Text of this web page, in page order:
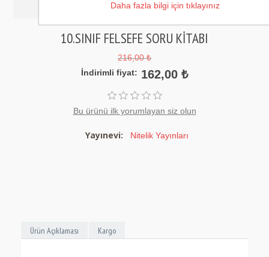
10.SINIF FELSEFE SORU KİTABI
216,00 ₺
İndirimli fiyat: 162,00 ₺
Bu ürünü ilk yorumlayan siz olun
Yayınevi: Nitelik Yayınları
Ürün Açıklaması Kargo
Daha fazla bilgi için tıklayınız